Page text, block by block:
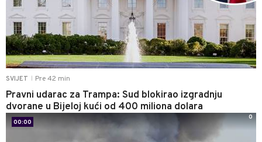
SVIJET Pre 42 min
Pravni udarac za Trampa: Sud blokirao izgradnju
dvorane u Bijeloj kući od 400 miliona dolara
00:00
0